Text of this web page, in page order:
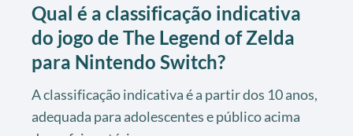
Qual é a classificação indicativa
do jogo de The Legend of Zelda
para Nintendo Switch?
A classificação indicativa é a partir dos 10 anos,
adequada para adolescentes e público acima